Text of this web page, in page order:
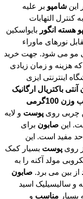
این شامپو بر علیه
آلاینده‌ها به خوبی عمل نموده و سبب کمک به کنترل التهابات
هسته انگور بایواسکین
با دارا بودن مواد طبیعی خود از تار مو در مقابل نورهای ماوراء
بنفش محافظت کرده و مانع از رنگ پریدگی مو می شود. جهت خرید
هزینه و زمان زیادی
از فروشگاه اینترنتی ایزی
آنتی باکتریال ارگانیک
وزن 100گرمی
چربی روی پوست و لایه
این صابون برای
مفید است. این
روی پوست بسیار کمک
کرده و چربی های اضافی و آلودگی های میکروبی مولد آکنه را به
از بین می برد. صابون
و سالیسیلیک اسید
بسیار مناسب و